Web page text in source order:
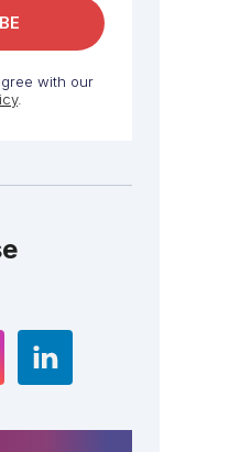
with our
.
LinkedIn